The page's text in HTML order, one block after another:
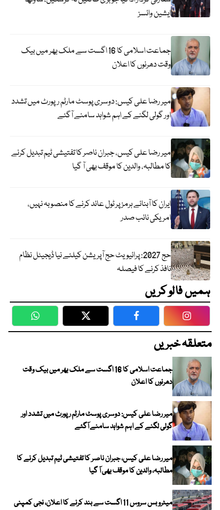
ایشین وائسز
جماعت اسلامی کا 16 اگست سے ملک بھر میں بیک
وقت دھرنوں کا اعلان
میر رضا علی کیس: دوسری پوسٹ مارٹم رپورٹ میں تشدد
اور گولی لگنے کے اہم شواہد سامنے آگئے
میر رضا علی کیس، جبران ناصر کا تفتیشی ٹیم تبدیل کرنے
کا مطالبہ، والدین کا موقف بھی آ گیا
ایران کا آبنائے ہرمز پر ٹول عائد کرنے کا منصوبہ نہیں،
امریکی نائب صدر
حج 2027: پرائیویٹ حج آپریشن کیلئے نیا ڈیجیٹل نظام
نافذ کرنے کا فیصلہ
ہمیں فالو کریں
WhatsApp Twitter Facebook
متعلقہ خبریں
جماعت اسلامی کا 16 اگست سے ملک بھر میں بیک وقت
دھرنوں کا اعلان
میر رضا علی کیس: دوسری پوسٹ مارٹم رپورٹ میں تشدد اور
گولی لگنے کے اہم شواہد سامنے آگئے
میر رضا علی کیس، جبران ناصر کا تفتیشی ٹیم تبدیل کرنے کا
مطالبہ، والدین کا موقف بھی آ گیا
میٹرو بس سروس 11 اگست سے بند کرنے کا اعلان، نجی کمپنی